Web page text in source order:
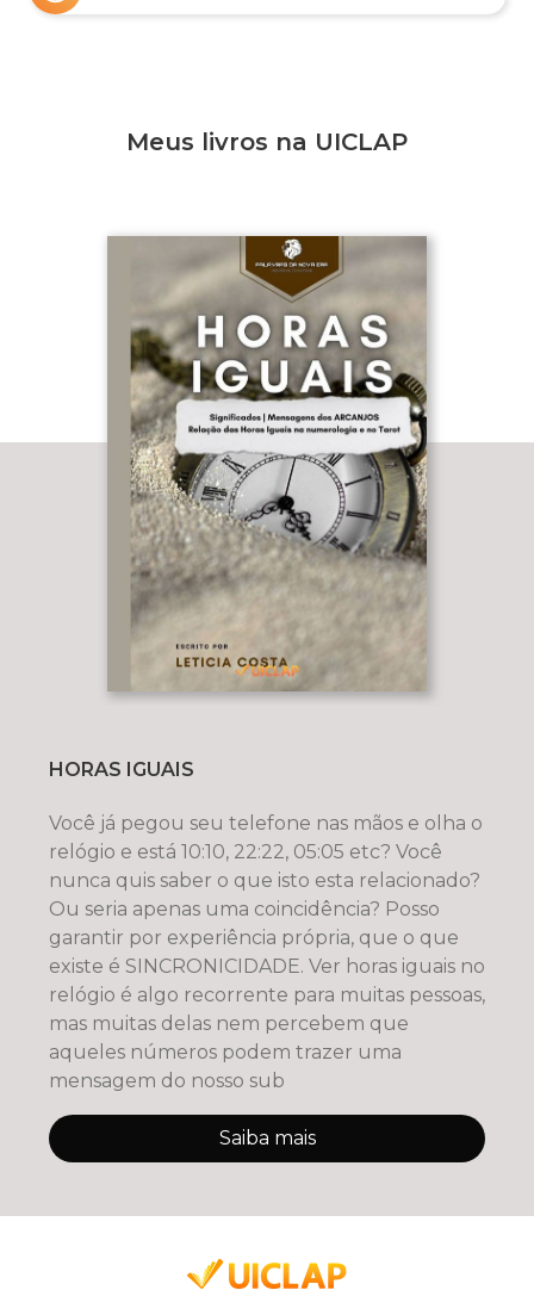
Meus livros na UICLAP
HORAS IGUAIS
Você já pegou seu telefone nas mãos e olha o
relógio e está 10:10, 22:22, 05:05 etc? Você
nunca quis saber o que isto esta relacionado?
Ou seria apenas uma coincidência? Posso
garantir por experiência própria, que o que
existe é SINCRONICIDADE. Ver horas iguais no
relógio é algo recorrente para muitas pessoas,
mas muitas delas nem percebem que
aqueles números podem trazer uma
mensagem do nosso sub
Saiba mais